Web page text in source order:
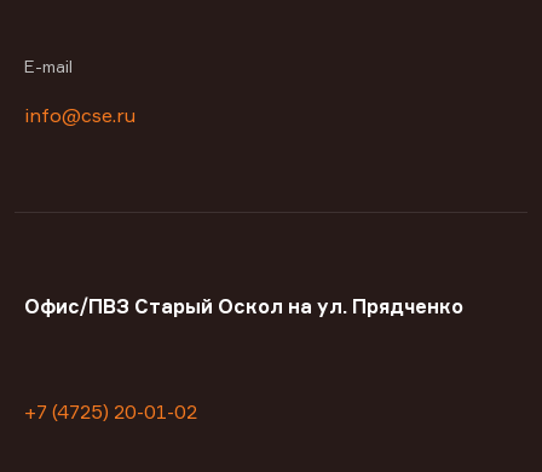
E-mail
info@cse.ru
Офис/ПВЗ Старый Оскол на ул. Прядченко
+7 (4725) 20-01-02